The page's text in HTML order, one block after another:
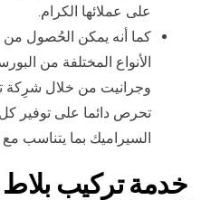
على عملائها الكرام.
كما أنه يمكن الحُصول
الأنواع المختلفة من
وجرانيت من خلال شرِكة
تحرص دائما على توفير
السيراميك بما يتناسب مع
خدمة تركيب